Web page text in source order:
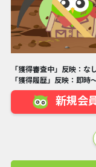
「獲得審査中」反映：な
「獲得履歴」反映：即時
新規会